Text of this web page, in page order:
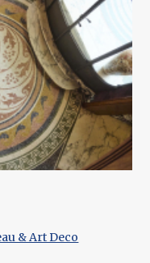
& Art Deco